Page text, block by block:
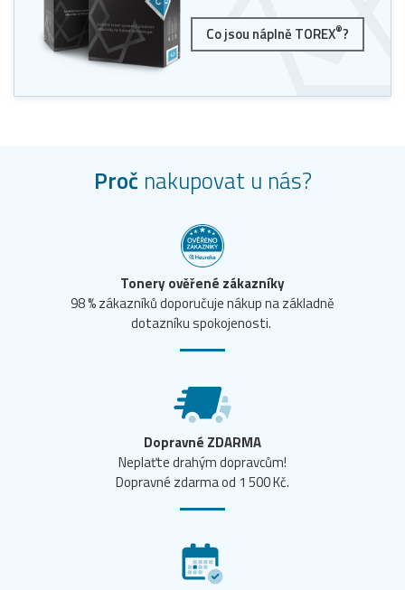
Co jsou náplně TOREX®?
Proč nakupovat u nás?
Tonery ověřené zákazníky
98 % zákazníků doporučuje nákup na základně
dotazníku spokojenosti.
Dopravné ZDARMA
Neplaťte drahým dopravcům!
Dopravné zdarma od 1 500 Kč.